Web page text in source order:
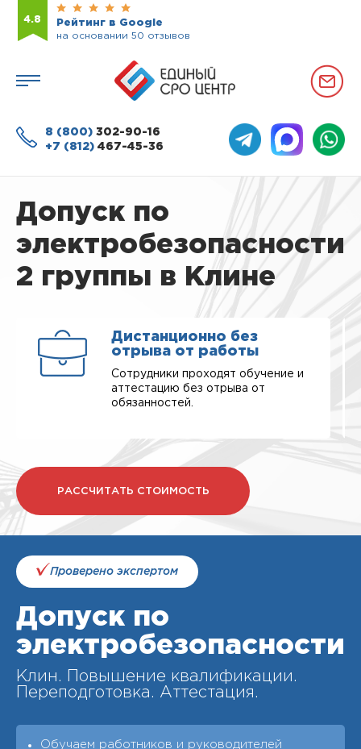
4.8
Рейтинг в Google
на основании 50 отзывов
8 (800) 302-90-16
+7 (812) 467-45-36
Допуск по
электробезопасности
2 группы в Клине
Дистанционно без
отрыва от работы
Сотрудники проходят обучение и
аттестацию без отрыва от
обязанностей.
РАССЧИТАТЬ СТОИМОСТЬ
Проверено экспертом
Допуск по
электробезопасности
Клин. Повышение квалификации.
Переподготовка. Аттестация.
Обучаем работников и руководителей